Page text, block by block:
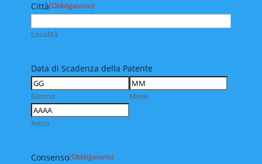
Città(Obbligatorio)
Località
Data di Scadenza della Patente
Giorno Mese
Anno
Consenso(Obbligatorio)